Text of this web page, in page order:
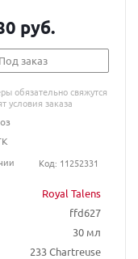
Royal Talens
ffd627
30 мл
233 Chartreuse
руб.
Под заказ
обязательно свяжутся
условия заказа
Код: 11252331